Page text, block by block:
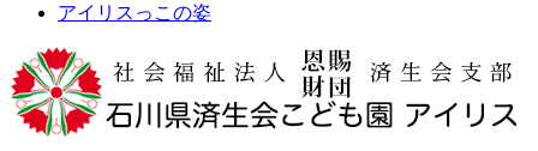
アイリスっこの姿